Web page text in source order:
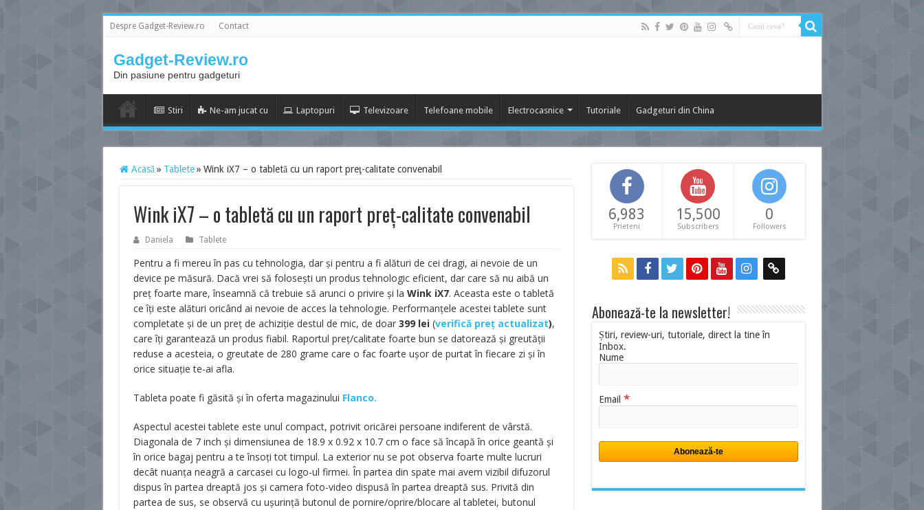
Despre Gadget-Review.ro Contact
Gadget-Review.ro
Din pasiune pentru gadgeturi
Stiri Ne-am jucat cu Laptopuri Televizoare Telefoane mobile Electrocasnice Tutoriale Gadgeturi din China
Acasă » Tablete » Wink iX7 – o tabletă cu un raport preţ-calitate convenabil
Wink iX7 – o tabletă cu un raport preţ-calitate convenabil
Daniela Tablete
Pentru a fi mereu în pas cu tehnologia, dar şi pentru a fi alături de cei dragi, ai nevoie de un
device pe măsură. Dacă vrei să foloseşti un produs tehnologic eficient, dar care să nu aibă un
preţ foarte mare, înseamnă că trebuie să arunci o privire şi la Wink iX7. Aceasta este o tabletă
ce îţi este alături oricând ai nevoie de acces la tehnologie. Performanţele acestei tablete sunt
completate şi de un preţ de achiziţie destul de mic, de doar 399 lei(verifică preț actualizat),
care îţi garantează un produs fiabil. Raportul preţ/calitate foarte bun se datorează şi greutăţii
reduse a acesteia, o greutate de 280 grame care o fac foarte uşor de purtat în fiecare zi şi în
orice situaţie te-ai afla.
Tableta poate fi găsită și în oferta magazinului Flanco.
Aspectul acestei tablete este unul compact, potrivit oricărei persoane indiferent de vârstă.
Diagonala de 7 inch şi dimensiunea de 18.9 x 0.92 x 10.7 cm o face să încapă în orice geantă şi
în orice bagaj pentru a te însoţi tot timpul. La exterior nu se pot observa foarte multe lucruri
decât nuanţa neagră a carcasei cu logo-ul firmei. În partea din spate mai avem vizibil difuzorul
dispus în partea dreaptă jos şi camera foto-video dispusă în partea dreaptă sus. Privită din
partea de sus, se observă cu uşurinţă butonul de pornire/oprire/blocare al tabletei, butonul
6,983
Prieteni
15,500
Subscribers
0
Followers
Abonează-te la newsletter!
Știri, review-uri, tutoriale, direct la tine în
Inbox.
Nume
Email *